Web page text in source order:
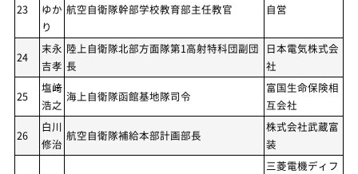
23
ゆか
り
航空自衛隊幹部学校教育部主任教官 自営
24
末永
吉孝
陸上自衛隊北部方面隊第1高射特科団副団
長
日本電気株式会
社
25
塩﨑
浩之
海上自衛隊函館基地隊司令
富国生命保険相
互会社
26
白川
修治
航空自衛隊補給本部計画部長
株式会社武蔵富
装
三菱電機ディフ